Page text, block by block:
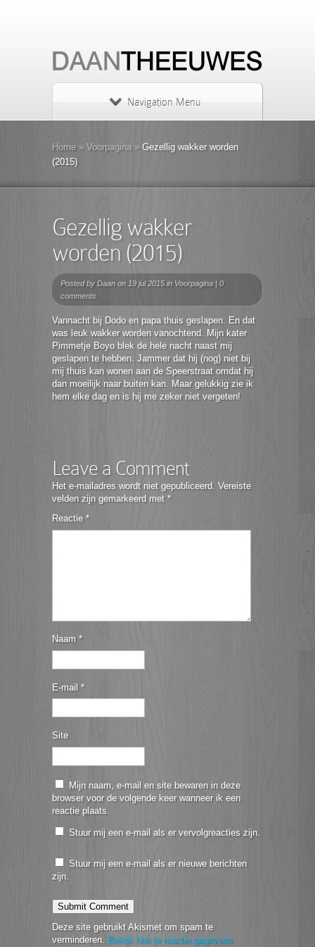
Navigation Menu
Home » Voorpagina » Gezellig wakker worden
(2015)
Gezellig wakker
worden (2015)
Posted by Daan on 19 jul 2015 in Voorpagina | 0
comments
Vannacht bij Dodo en papa thuis geslapen. En dat
was leuk wakker worden vanochtend. Mijn kater
Pimmetje Boyo blek de hele nacht naast mij
geslapen te hebben. Jammer dat hij (nog) niet bij
mij thuis kan wonen aan de Speerstraat omdat hij
dan moeilijk naar buiten kan. Maar gelukkig zie ik
hem elke dag en is hij me zeker niet vergeten!
Leave a Comment
Het e-mailadres wordt niet gepubliceerd. Vereiste
velden zijn gemarkeerd met *
Reactie *
Naam *
E-mail *
Site
Mijn naam, e-mail en site bewaren in deze
browser voor de volgende keer wanneer ik een
reactie plaats.
Stuur mij een e-mail als er vervolgreacties zijn.
Stuur mij een e-mail als er nieuwe berichten
zijn.
Deze site gebruikt Akismet om spam te
verminderen. Bekijk hoe je reactie gegevens